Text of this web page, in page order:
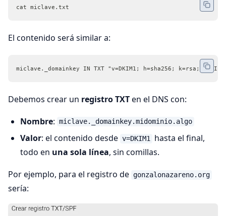
cat miclave.txt
El contenido será similar a:
miclave._domainkey IN TXT "v=DKIM1; h=sha256; k=rsa;
Debemos crear un registro TXTen el DNS con:
Nombre: miclave._domainkey.midominio.algo
Valor: el contenido desde v=DKIM1 hasta el final,
todo en una sola línea, sin comillas.
Por ejemplo, para el registro de gonzalonazareno.org
sería: